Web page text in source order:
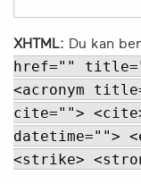
XHTML: Du kan
href=""
<acronym
cite="">
datetime="">
<strike>